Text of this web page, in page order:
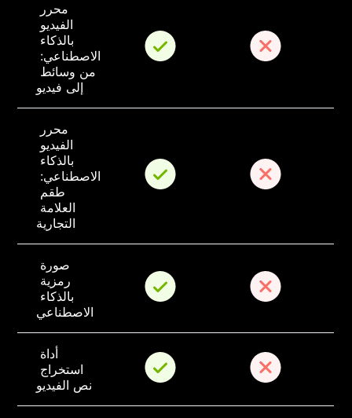
محرر
الفيديو
بالذكاء
الاصطناعي:
من وسائط
إلى فيديو
محرر
الفيديو
بالذكاء
الاصطناعي:
طقم
العلامة
التجارية
صورة
رمزية
بالذكاء
الاصطناعي
أداة
استخراج
نص الفيديو